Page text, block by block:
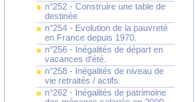
n°252 - Construire une table de
destinée
n°254 - Evolution de la pauvreté
en France depuis 1970.
n°256 - Inégalités de départ en
vacances d'été.
n°258 - Inégalités de niveau de
vie retraités / actifs.
n°262 - Inégalités de patrimoine